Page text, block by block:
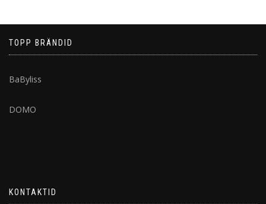
TOPP BRÄNDID
BaByliss
DOMO
KONTAKTID